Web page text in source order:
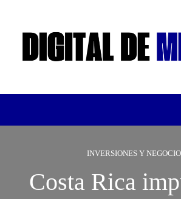
INVERSIONES Y
Costa Rica